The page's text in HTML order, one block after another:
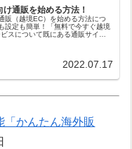
通販を始める方法！
販（越境EC）を始める方法につ
設定も簡単！「無料で今すぐ越境
スについて既にある通販サイト
2022.07.17
「かんたん海外販